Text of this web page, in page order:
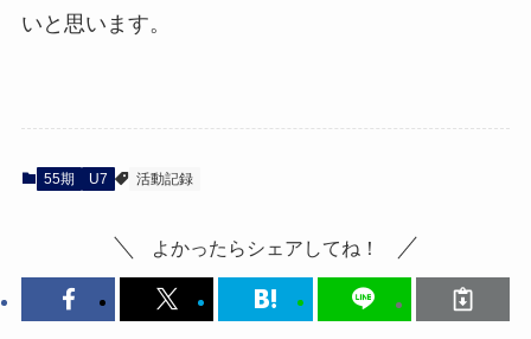
いと思います。
55期 U7 活動記録
よかったらシェアしてね！